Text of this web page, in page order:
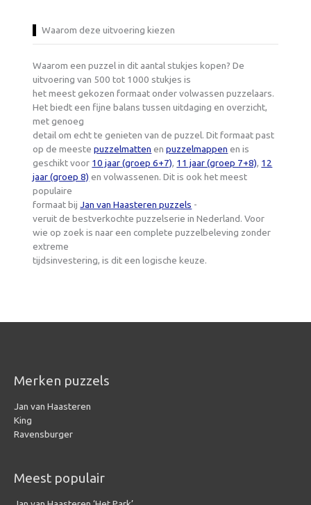
Waarom deze uitvoering kiezen
Waarom een puzzel in dit aantal stukjes kopen? De
uitvoering van 500 tot 1000 stukjes is
het meest gekozen formaat onder volwassen puzzelaars.
Het biedt een fijne balans tussen uitdaging en overzicht,
met genoeg
detail om echt te genieten van de puzzel. Dit formaat past
op de meestepuzzelmatten enpuzzelmappen en is
geschikt voor 10 jaar (groep 6+7), 11 jaar (groep 7+8), 12
jaar (groep 8) en volwassenen. Dit is ook het meest
populaire
formaat bijJan van Haasteren puzzels -
veruit de bestverkochte puzzelserie in Nederland. Voor
wie op zoek is naar een complete puzzelbeleving zonder
extreme
tijdsinvestering, is dit een logische keuze.
Merken puzzels
Jan van Haasteren
King
Ravensburger
Meest populair